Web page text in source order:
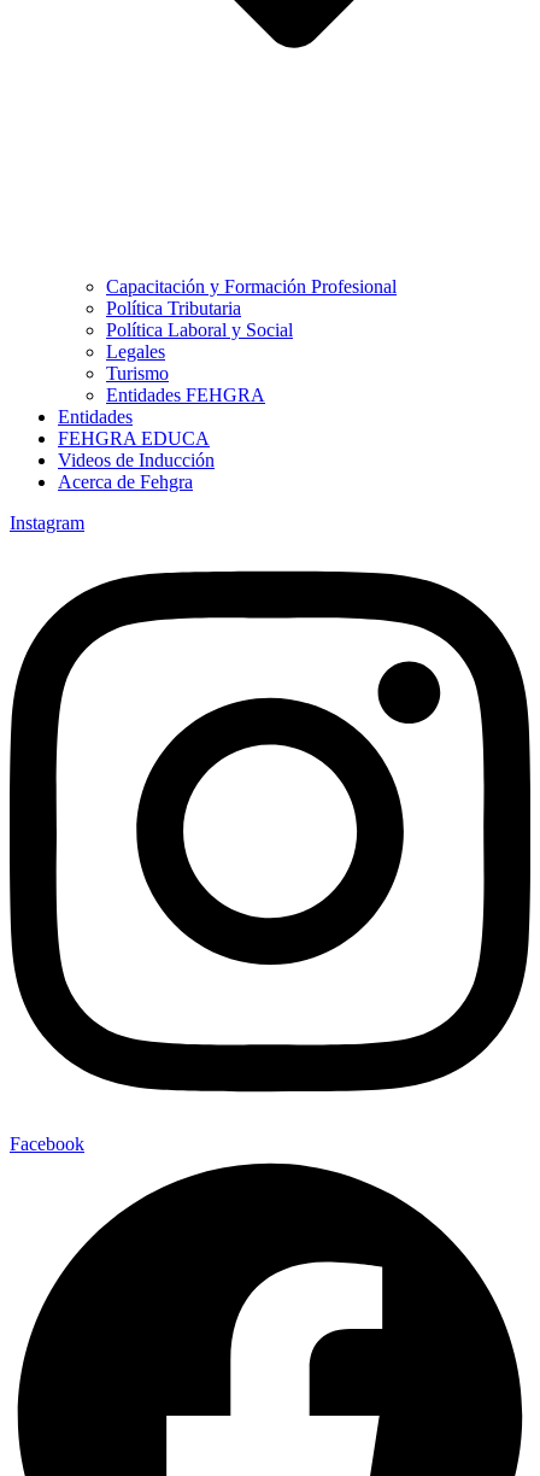
Capacitación y Formación Profesional
Política Tributaria
Política Laboral y Social
Legales
Turismo
Entidades FEHGRA
Entidades
FEHGRA EDUCA
Videos de Inducción
Acerca de Fehgra
Instagram
Facebook